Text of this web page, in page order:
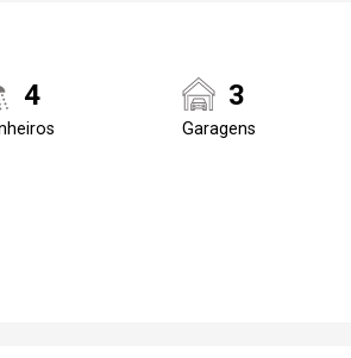
4 3
Garagens